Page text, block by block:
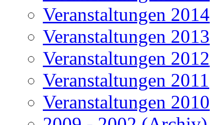
Veranstaltungen 2014
Veranstaltungen 2013
Veranstaltungen 2012
Veranstaltungen 2011
Veranstaltungen 2010